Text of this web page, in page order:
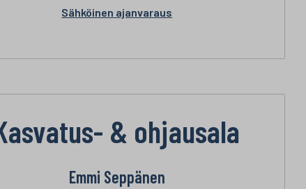
Sähköinen ajanvaraus
& ohjausala
Emmi Seppänen